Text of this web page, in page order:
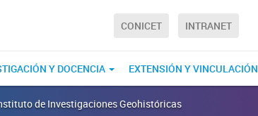
CONICET INTRANET
Y DOCENCIA EXTENSIÓN Y VINCULACIÓN
de Investigaciones Geohistóricas